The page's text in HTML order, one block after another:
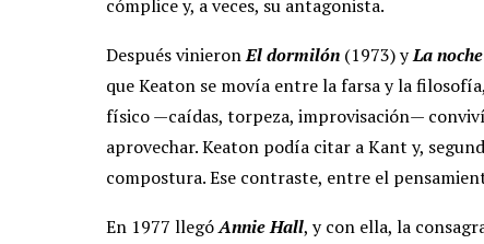
cómplice y, a veces, su antagonista.
Después vinieronEl dormilón (1973) yLa
que Keaton se movía entre la farsa y la
físico —caídas, torpeza, improvisación—
aprovechar. Keaton podía citar a Kant y,
compostura. Ese contraste, entre el
En 1977 llegóAnnie Hall, y con ella, la